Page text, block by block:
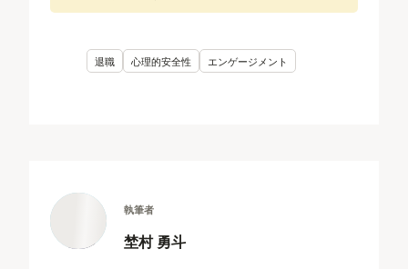
退職 心理的安全性 エンゲージメント
執筆者
埜村 勇斗